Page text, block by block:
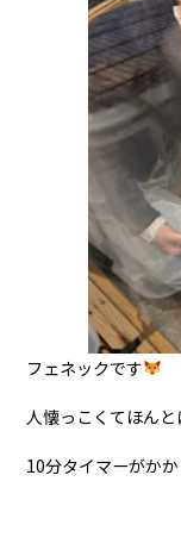
フェネックです
人懐っこくてほん
10分タイマーがか